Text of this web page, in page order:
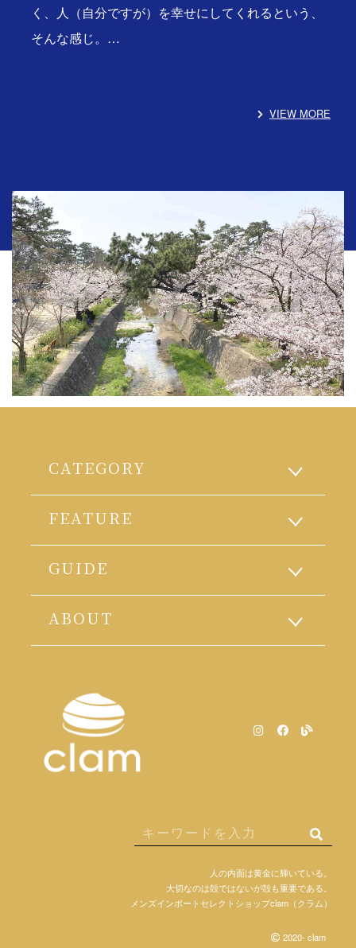
く、人（自分ですが）を幸せにしてくれるという、
そんな感じ。…
VIEW MORE
CATEGORY
FEATURE
GUIDE
ABOUT
人の内面は黄金に輝いている。
大切なのは殻ではないが殻も重要である。
メンズインポートセレクトショップclam（クラム）
2020- clam